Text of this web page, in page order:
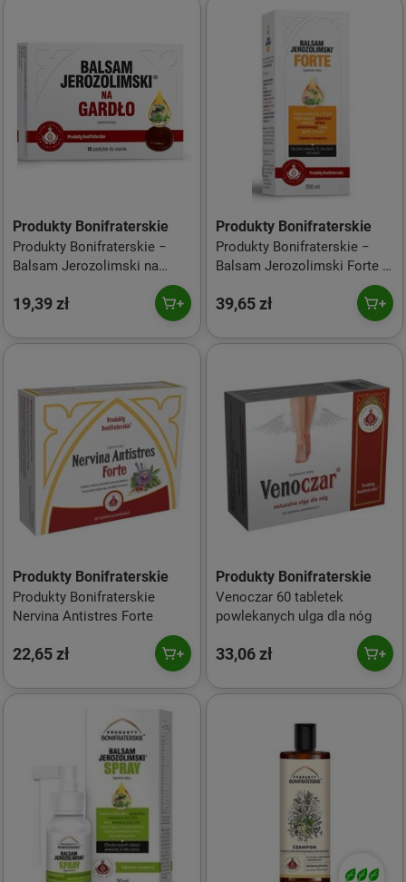
Produkty Bonifraterskie
Produkty Bonifraterskie −
Balsam Jerozolimski na
19,39 zł
Produkty Bonifraterskie
Produkty Bonifraterskie −
Balsam Jerozolimski Forte −
39,65 zł
Produkty Bonifraterskie
Produkty Bonifraterskie
Nervina Antistres Forte
22,65 zł
Produkty Bonifraterskie
Venoczar 60 tabletek
powlekanych ulga dla nóg
33,06 zł